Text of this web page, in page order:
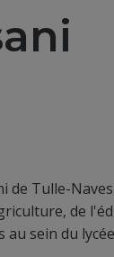
de Tulle-
de
sein du